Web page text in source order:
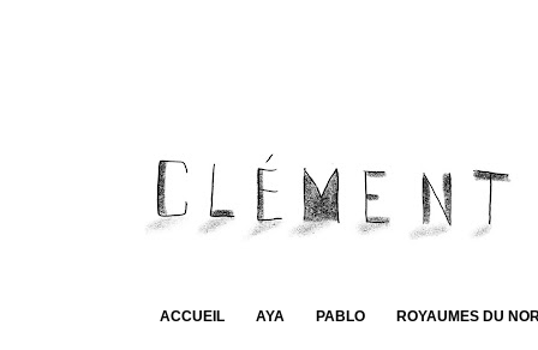
ACCUEIL AYA PABLO ROYAUMES DU